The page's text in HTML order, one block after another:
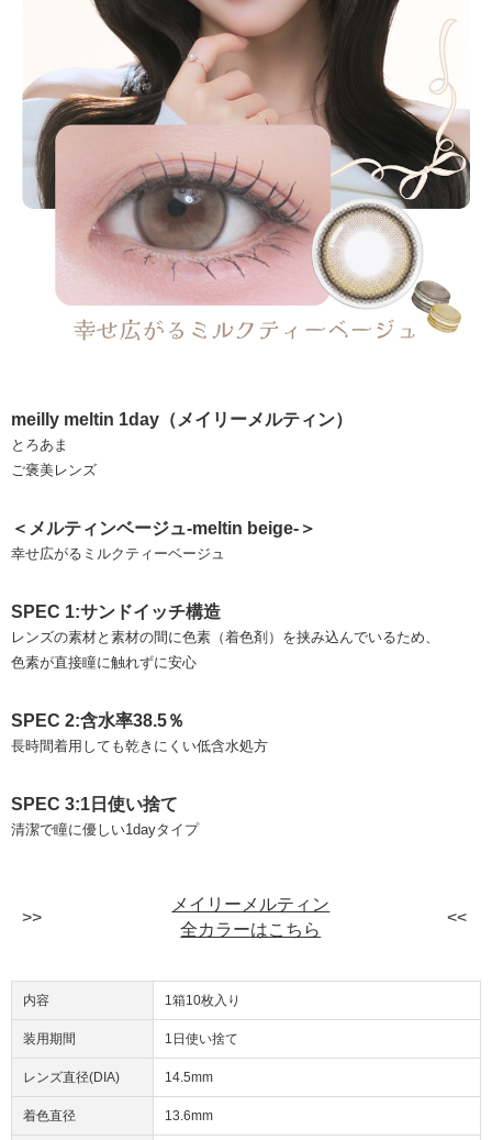
meilly meltin 1day（メイリーメルティン）
とろあま
ご褒美レンズ
＜メルティンベージュ-meltin beige-＞
幸せ広がるミルクティーベージュ
SPEC 1:サンドイッチ構造
レンズの素材と素材の間に色素（着色剤）を挟み込んでいるため、
色素が直接瞳に触れずに安心
SPEC 2:含水率38.5％
長時間着用しても乾きにくい低含水処方
SPEC 3:1日使い捨て
清潔で瞳に優しい1dayタイプ
メイリーメルティン
全カラーはこちら
内容 1箱10枚入り
装用期間 1日使い捨て
レンズ直径(DIA) 14.5mm
着色直径 13.6mm